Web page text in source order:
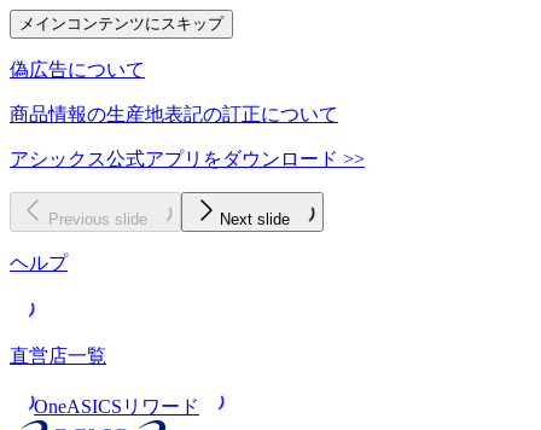
メインコンテンツにスキップ
偽広告について
商品情報の生産地表記の訂正について
アシックス公式アプリをダウンロード >>
Previous slide Next slide
ヘルプ
直営店一覧
OneASICSリワード